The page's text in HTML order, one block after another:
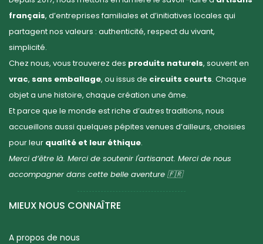
français, d’entreprises familiales et d’initiatives locales qui
partagent nos valeurs : authenticité, respect du vivant,
simplicité.
Chez nous, vous trouverez des produits naturels, souvent en
vrac, sans emballage, ou issus de circuits courts. Chaque
objet a une histoire, chaque création une âme.
Et parce que le monde est riche d’autres traditions, nous
accueillons aussi quelques pépites venues d’ailleurs, choisies
pour leur qualité et leur éthique.
Merci d’être là. Merci de soutenir l'artisanat. Merci de nous
accompagner dans cette belle aventure 🇫🇷
MIEUX NOUS CONNAÎTRE
A propos de nous